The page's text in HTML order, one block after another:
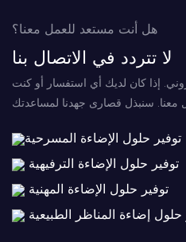
هل أنت مستعد للعمل معنا؟
لا تتردد في الاتصال بنا
إذا كان لديك أي استفسار أو كنت
توفير حلول الإضاءة المسرحية
توفير حلول الإضاءة الترفيهية
توفير حلول الإضاءة المهنية
حلول إضاءة المناظر الطبيعية